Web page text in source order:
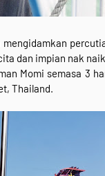
dan impian nak
Momi semasa 3
Thailand.